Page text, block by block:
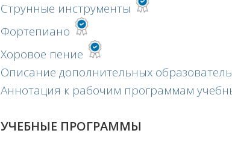
Струнные инструменты
Фортепиано
Хоровое пение
Описание дополнительных
Аннотация к рабочим программам
УЧЕБНЫЕ ПРОГРАММЫ